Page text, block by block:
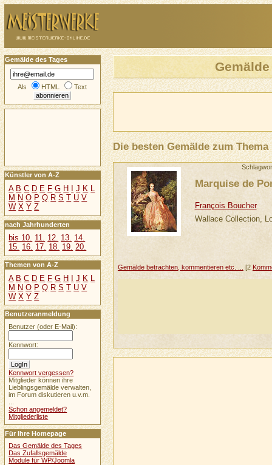
Die besten Gemälde zum Thema
Marquise de
François Boucher
Wallace Collection,
Gemälde betrachten, kommentieren etc. ... [2
Gemälde des Tages
Als HTML Text
Künstler von A-Z
A B C D E F G H J K L
M N O P Q R S T U V
W X Y Z
nach Jahrhunderten
bis 10. 11. 12. 13. 14.
15. 16. 17. 18. 19. 20.
Themen von A-Z
A B C D E F G H I J K L
M N O P Q R S T U V
W X Y Z
Benutzeranmeldung
Benutzer (oder E-Mail):
Kennwort:
Kennwort vergessen?
Mitglieder können ihre
Lieblingsgemälde verwalten,
im Forum diskutieren u.v.m.
Schon angemeldet?
Mitgliederliste
Für Ihre Homepage
Das Gemälde des Tages
Das Zufallsgemälde
Module für WP/Joomla